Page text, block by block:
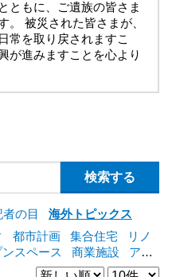
ともに、ご遺族の皆さま
。 被災された皆さまが、
常を取り戻されますこ
が進みますことを心より
者の目
海外トピックス
都市計画 集合住宅
リノ
スペース 商業施設
アパ
エネルギー
新型コロ